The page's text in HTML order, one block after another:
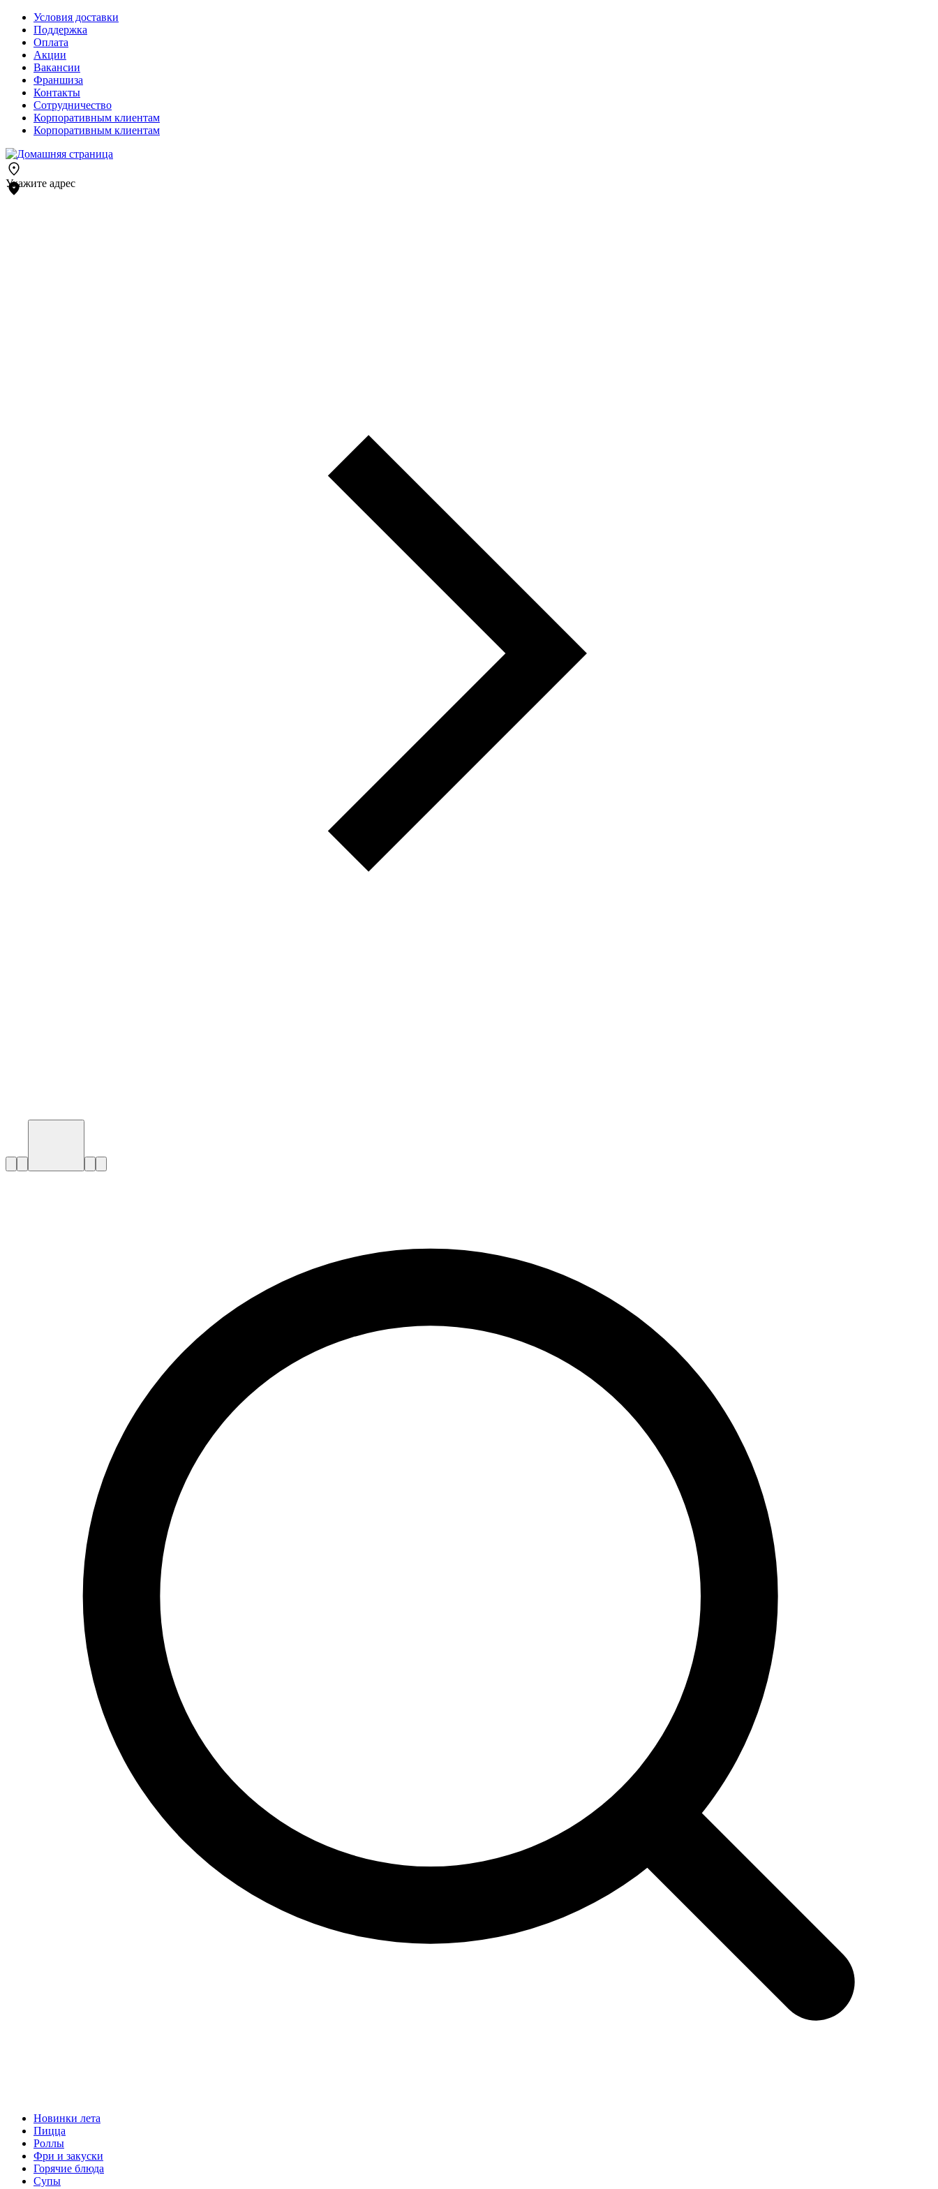
Условия доставки
Поддержка
Оплата
Акции
Вакансии
Франшиза
Контакты
Сотрудничество
Корпоративным клиентам
Корпоративным клиентам
Укажите адрес
Новинки лета
Пицца
Роллы
Фри и закуски
Горячие блюда
Супы